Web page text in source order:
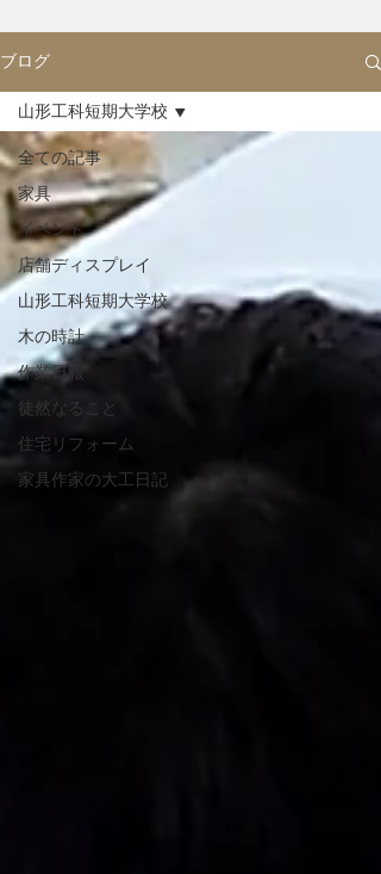
ブログ
全ての記事
家具
イベント
店舗ディスプレイ
山形工科短期大学校
木の時計
作業日報
徒然なること
住宅リフォーム
家具作家の大工日記
山形工科短期大学校